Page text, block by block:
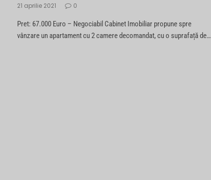
21 aprilie 2021 0
Pret: 67.000 Euro – Negociabil Cabinet Imobiliar propune spre
vânzare un apartament cu 2 camere decomandat, cu o suprafață de…